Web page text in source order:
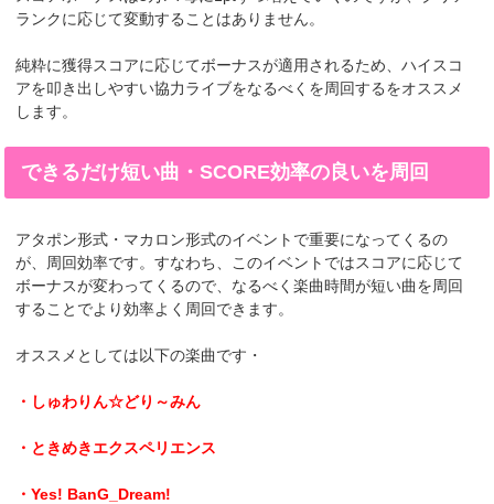
ランクに応じて変動することはありません。
純粋に獲得スコアに応じてボーナスが適用されるため、ハイスコ
アを叩き出しやすい協力ライブをなるべくを周回するをオススメ
します。
できるだけ短い曲・SCORE効率の良いを周回
アタポン形式・マカロン形式のイベントで重要になってくるの
が、周回効率です。すなわち、このイベントではスコアに応じて
ボーナスが変わってくるので、なるべく楽曲時間が短い曲を周回
することでより効率よく周回できます。
オススメとしては以下の楽曲です・
・しゅわりん☆どり～みん
・ときめきエクスペリエンス
・Yes! BanG_Dream!